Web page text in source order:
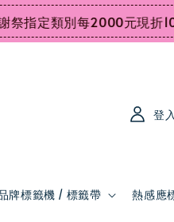
定類別每2000元現折100元
牌標籤機 / 標籤帶 熱感應
登入